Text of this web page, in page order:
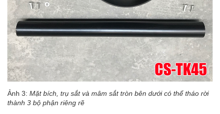
Ảnh 3: Mặt bích, trụ sắt và mâm sắt tròn bên dưới có thể tháo rời
thành 3 bộ phận riêng rẽ